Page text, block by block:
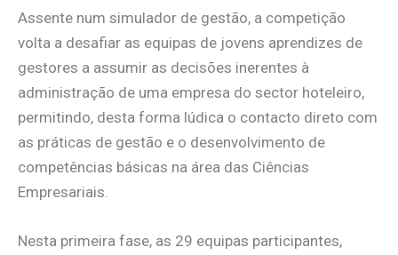
Assente num simulador de gestão, a competição
volta a desafiar as equipas de jovens aprendizes de
gestores a assumir as decisões inerentes à
administração de uma empresa do sector hoteleiro,
permitindo, desta forma lúdica o contacto direto com
as práticas de gestão e o desenvolvimento de
competências básicas na área das Ciências
Empresariais.
Nesta primeira fase, as 29 equipas participantes,